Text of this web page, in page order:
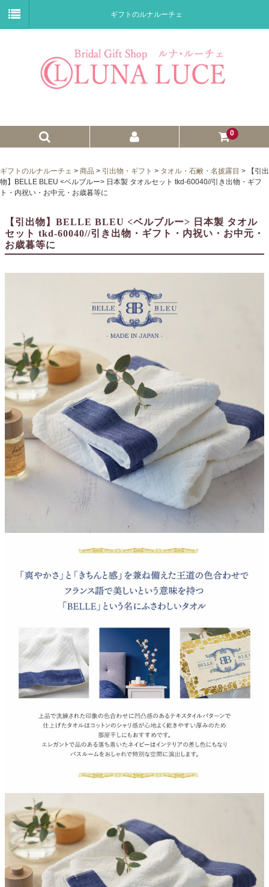
ギフトのルナルーチェ
0
プチギフト
子育て卒業証書
引菓子
引出物ギフト
カタログギフト
ブライダルバッグ
演出用品
内祝い 出産祝い
季節イベント特集
会社概要
無料サンプル・資料請求
ギフトのルナルーチェ > 商品 > 引出物・ギフト > タオル・石鹸・名披露目 >
【引出
物】BELLE BLEU <ベルブルー> 日本製 タオルセット tkd-60040//引き出物・ギフ
ト・内祝い・お中元・お歳暮等に
【引出物】BELLE BLEU <ベルブルー> 日本製 タオル
セット tkd-60040//引き出物・ギフト・内祝い・お中元・
お歳暮等に